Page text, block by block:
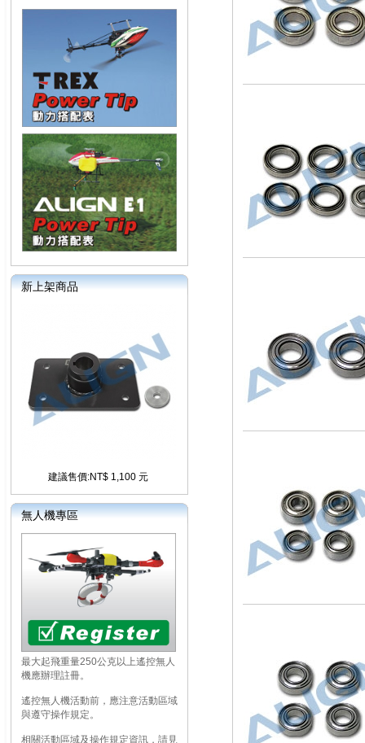
新上架商品
建議售價:NT$ 1,100 元
無人機專區
最大起飛重量250公克以上遙控無人
機應辦理註冊。
遙控無人機活動前，應注意活動區域
與遵守操作規定。
相關活動區域及操作規定資訊，請見